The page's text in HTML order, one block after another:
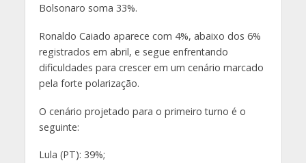
Bolsonaro soma 33%.
Ronaldo Caiado aparece com 4%, abaixo dos 6%
registrados em abril, e segue enfrentando
dificuldades para crescer em um cenário marcado
pela forte polarização.
O cenário projetado para o primeiro turno é o
seguinte:
Lula (PT): 39%;